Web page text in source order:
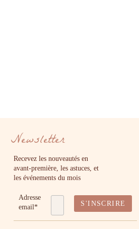
Newsletter
Recevez les nouveautés en
avant-première, les astuces, et
les événements du mois
Adresse
email*